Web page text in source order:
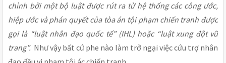
chỉnh bởi một bộ luật được rút ra từ hệ thống các công ước,
hiệp ước và phán quyết của tòa án tội phạm chiến tranh được
gọi là “luật nhân đạo quốc tế” (IHL) hoặc “luật xung đột vũ
trang”. Như vậy bất cứ phe nào làm trở ngại việc cứu trợ nhân